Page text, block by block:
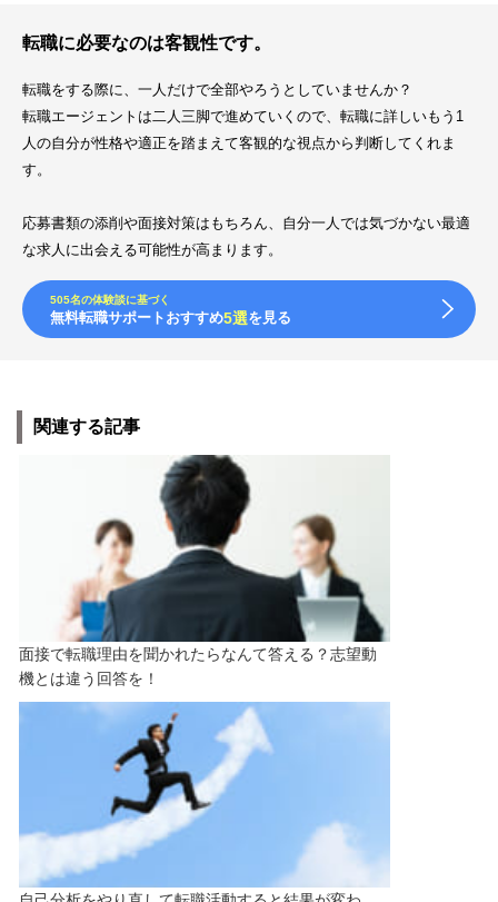
転職に必要なのは客観性です。
転職をする際に、一人だけで全部やろうとしていませんか？
転職エージェントは二人三脚で進めていくので、転職に詳しいもう1
人の自分が性格や適正を踏まえて客観的な視点から判断してくれま
す。
応募書類の添削や面接対策はもちろん、自分一人では気づかない最適
な求人に出会える可能性が高まります。
505名の体験談に基づく
無料転職サポートおすすめ5選を見る
関連する記事
面接で転職理由を聞かれたらなんて答える？志望動
機とは違う回答を！